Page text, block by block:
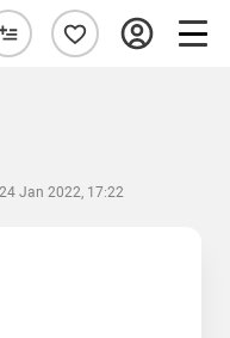
Jan 2022, 17:22